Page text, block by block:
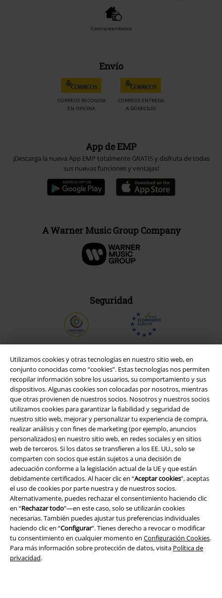
Utilizamos cookies y otras tecnologías en nuestro sitio web, en
conjunto conocidas como “cookies”. Estas tecnologías nos permiten
recopilar información sobre los usuarios, su comportamiento y sus
dispositivos. Algunas cookies son colocadas por nosotros, mientras
que otras provienen de nuestros socios. Nosotros y nuestros socios
utilizamos cookies para garantizar la fiabilidad y seguridad de
nuestro sitio web, mejorar y personalizar tu experiencia de compra,
realizar análisis y con fines de marketing (por ejemplo, anuncios
personalizados) en nuestro sitio web, en redes sociales y en sitios
web de terceros. Si los datos se transfieren a los EE. UU., solo se
comparten con socios que están sujetos a una decisión de
adecuación conforme a la legislación actual de la UE y que están
debidamente certificados. Al hacer clic en “Aceptar cookies”, aceptas
el uso de cookies por parte nuestra y de nuestros socios.
Alternativamente, puedes rechazar el consentimiento haciendo clic
en “Rechazar todo”—en este caso, solo se utilizarán cookies
necesarias. También puedes ajustar tus preferencias individuales
haciendo clic en “Configurar”. Tienes derecho a revocar o modificar
tu consentimiento en cualquier momento en Configuración Cookies.
Para más información sobre protección de datos, visita Política de
privacidad.
Envío
App de EMP
¡Descarga la nueva App EMP totalmente GRATIS y disfruta de todas
sus nuevas funciones y ventajas!
A Warner Music Group Company
Seguridad
Legal
Términos y Condiciones
Aviso Legal
Ley protección de datos
Eliminación de residuos y protección del medioambiente
Declaración de Conformidad